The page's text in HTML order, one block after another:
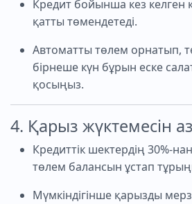
Кредит бойынша кез келген
қатты төмендетеді.
Автоматты төлем орнатып,
бірнеше күн бұрын еске
қосыңыз.
4. Қарыз жүктемесін
Кредиттік шектердің 30%-
төлем балансын ұстап
Мүмкіндігінше қарызды